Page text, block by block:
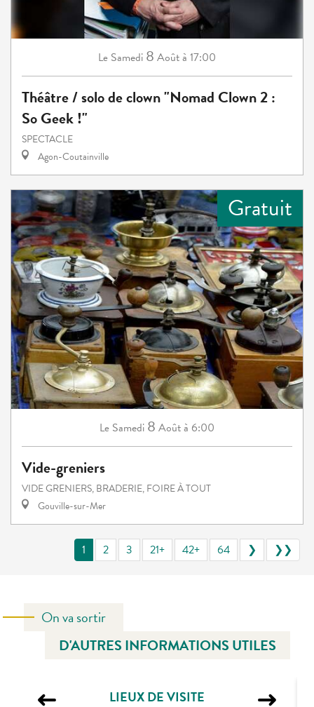
Le Samedi 8 Aoûtà 17:00
Théâtre / solo de clown "Nomad Clown 2 :
So Geek !"
SPECTACLE
Agon-Coutainville
Gratuit
Le Samedi 8 Aoûtà 6:00
Vide-greniers
VIDE GRENIERS, BRADERIE, FOIRE À TOUT
Gouville-sur-Mer
1 2 3 21+ 42+ 64 ❯ ❯❯
On va sortir
D'AUTRES INFORMATIONS UTILES
LIEUX DE VISITE